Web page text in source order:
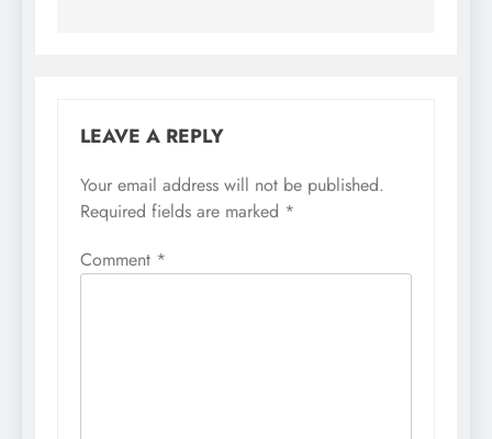
LEAVE A REPLY
Your email address will not be published.
Required fields are marked *
Comment *